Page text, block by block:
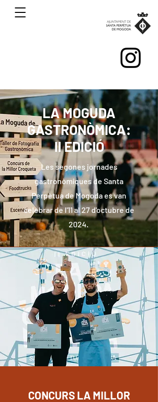
LA MOGUDA
GASTRONÒMICA:
II EDICIÓ
Les segones jornades
gastronòmiques de Santa
Perpètua de Mogoda es van
celebrar de l'11 al 27 d'octubre de
2024.
CONCURS LA MILLOR